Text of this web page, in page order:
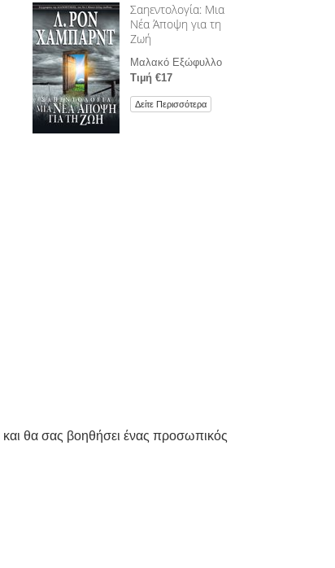
Σαηεντολογία: Μια
Νέα Άποψη για τη
Ζωή
Μαλακό Εξώφυλλο
Τιµή €17
Δείτε Περισσότερα
και θα σας βοηθήσει ένας προσωπικός